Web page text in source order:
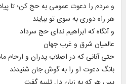
و مردم را دعوت عمومى به حج كن؛ تا
هر راه دورى به سوى تو بيايند...
و آنگاه كه ابراهيم نداى حج سرداد
عالميان شرق و غرب جهان‏
حتى آنانى كه در اصلاب پدران و ارحام
بانگ دعوت او را به گوش جان شنيدند